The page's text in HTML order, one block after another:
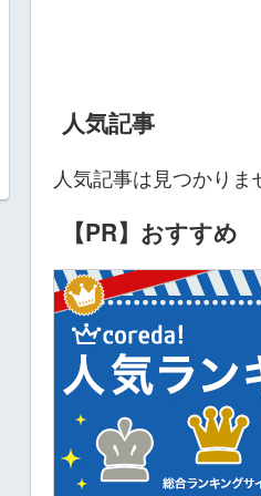
人気記事
人気記事は見つかりま
【PR】おすすめ